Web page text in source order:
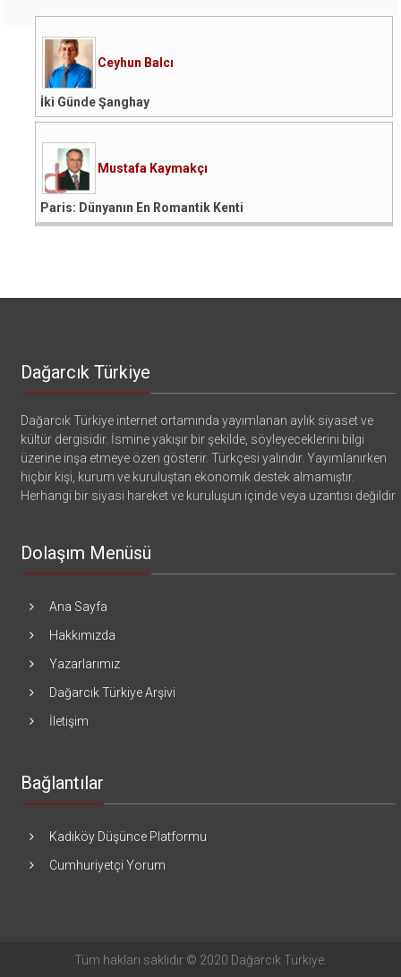
Ceyhun Balcı
İki Günde Şanghay
Mustafa Kaymakçı
Paris: Dünyanın En Romantik Kenti
Dağarcık Türkiye
Dağarcık Türkiye internet ortamında yayımlanan aylık siyaset ve
kültür dergisidir. İsmine yakışır bir şekilde, söyleyeceklerini bilgi
üzerine inşa etmeye özen gösterir. Türkçesi yalındır. Yayımlanırken
hiçbir kişi, kurum ve kuruluştan ekonomik destek almamıştır.
Herhangi bir siyasi hareket ve kuruluşun içinde veya uzantısı değildir
Dolaşım Menüsü
Ana Sayfa
Hakkımızda
Yazarlarımız
Dağarcık Türkiye Arşivi
İletişim
Bağlantılar
Kadıköy Düşünce Platformu
Cumhuriyetçi Yorum
Tüm hakları saklıdır © 2020 Dağarcık Türkiye.